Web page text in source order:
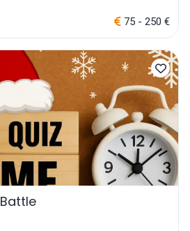
75 - 250 €